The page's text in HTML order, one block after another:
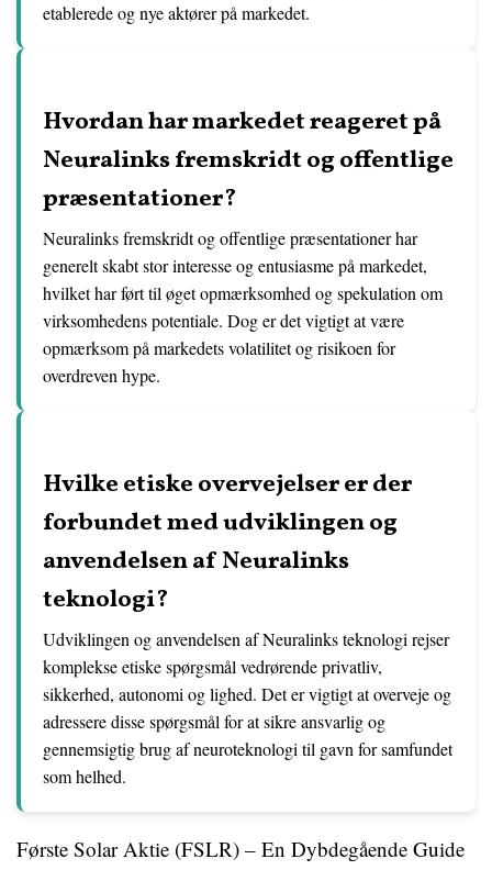
etablerede og nye aktører på markedet.
Hvordan har markedet reageret på
Neuralinks fremskridt og offentlige
præsentationer?
Neuralinks fremskridt og offentlige præsentationer har
generelt skabt stor interesse og entusiasme på markedet,
hvilket har ført til øget opmærksomhed og spekulation om
virksomhedens potentiale. Dog er det vigtigt at være
opmærksom på markedets volatilitet og risikoen for
overdreven hype.
Hvilke etiske overvejelser er der
forbundet med udviklingen og
anvendelsen af Neuralinks
teknologi?
Udviklingen og anvendelsen af Neuralinks teknologi rejser
komplekse etiske spørgsmål vedrørende privatliv,
sikkerhed, autonomi og lighed. Det er vigtigt at overveje og
adressere disse spørgsmål for at sikre ansvarlig og
gennemsigtig brug af neuroteknologi til gavn for samfundet
som helhed.
Første Solar Aktie (FSLR) – En Dybdegående Guide